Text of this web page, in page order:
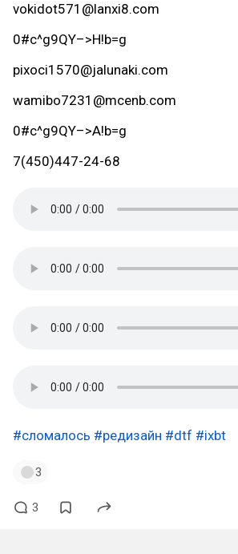
vokidot571@lanxi8.com
0#c^g9QY–>H!b=g
pixoci1570@jalunaki.com
wamibo7231@mcenb.com
0#c^g9QY–>A!b=g
7(450)447-24-68
#сломалось #редизайн #dtf #ixbt
3
3